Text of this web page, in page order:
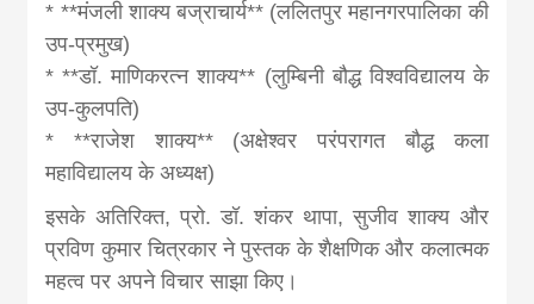
* **मंजली शाक्य बज्राचार्य** (ललितपुर महानगरपालिका की
उप-प्रमुख)
* **डॉ. माणिकरत्न शाक्य** (लुम्बिनी बौद्ध विश्वविद्यालय के
उप-कुलपति)
* **राजेश शाक्य** (अक्षेश्वर परंपरागत बौद्ध कला
महाविद्यालय के अध्यक्ष)
इसके अतिरिक्त, प्रो. डॉ. शंकर थापा, सुजीव शाक्य और
प्रविण कुमार चित्रकार ने पुस्तक के शैक्षणिक और कलात्मक
महत्व पर अपने विचार साझा किए।